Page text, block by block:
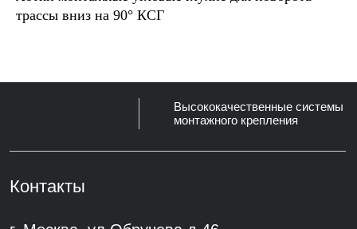
трассы вниз на 90° КСГ